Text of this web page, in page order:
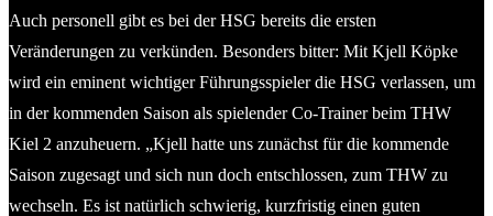
Auch personell gibt es bei der HSG bereits die ersten
Veränderungen zu verkünden. Besonders bitter: Mit Kjell Köpke
wird ein eminent wichtiger Führungsspieler die HSG verlassen, um
in der kommenden Saison als spielender Co-Trainer beim THW
Kiel 2 anzuheuern. „Kjell hatte uns zunächst für die kommende
Saison zugesagt und sich nun doch entschlossen, zum THW zu
wechseln. Es ist natürlich schwierig, kurzfristig einen guten